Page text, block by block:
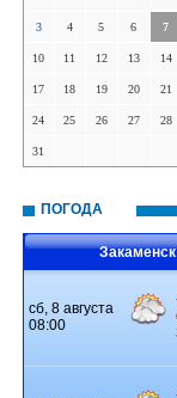
3 4 5 6 7
10 11 12 13 14
17 18 19 20 21
24 25 26 27 28
31
ПОГОДА
Закаменск